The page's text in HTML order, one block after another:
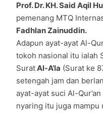
Prof. Dr. KH. Said Aqil
pemenang MTQ
Fadhlan Zainuddin.
Adapun ayat-ayat Al-
tokoh nasional itu ialah
SuratAl-A’la (Surat ke
setengah jam dan
ayat-ayat suci Al-
nyaring itu juga mampu